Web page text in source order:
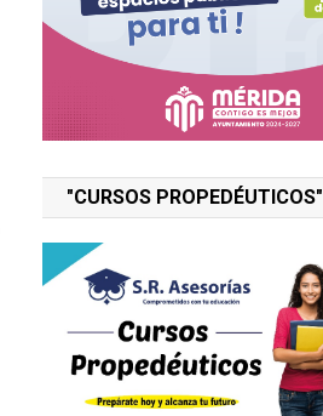
"CURSOS PROPEDÉUTICOS"